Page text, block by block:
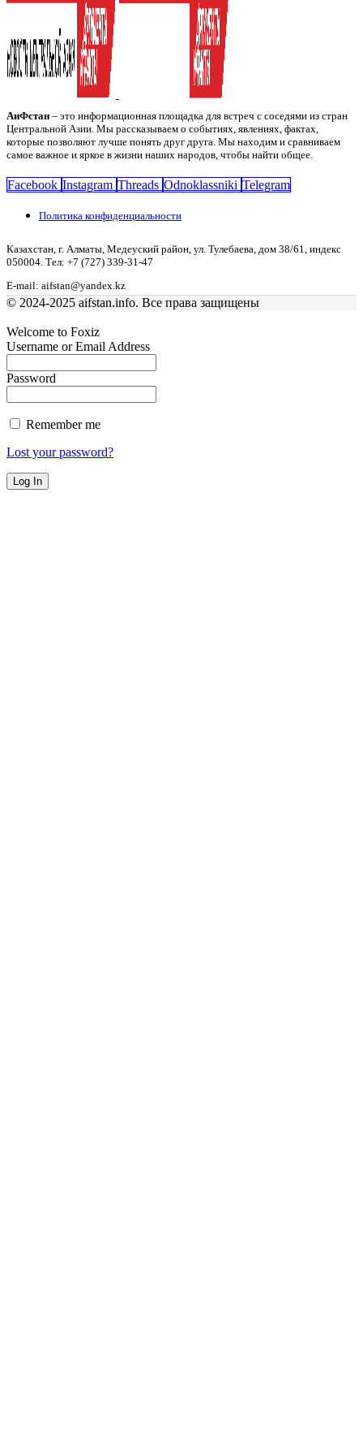
АиФстан – это информационная площадка для встреч с соседями из стран
Центральной Азии. Мы рассказываем о событиях, явлениях, фактах,
которые позволяют лучше понять друг друга. Мы находим и сравниваем
самое важное и яркое в жизни наших народов, чтобы найти общее.
Facebook Instagram Threads Odnoklassniki Telegram
Политика конфиденциальности
Казахстан, г. Алматы, Медеуский район, ул. Тулебаева, дом 38/61, индекс
050004. Тел: +7 (727) 339-31-47
E-mail: aifstan@yandex.kz
© 2024-2025 aifstan.info. Все права защищены
Welcome to Foxiz
Username or Email Address
Password
Remember me
Lost your password?